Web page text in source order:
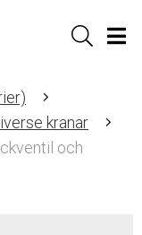
Sök
kranar
och